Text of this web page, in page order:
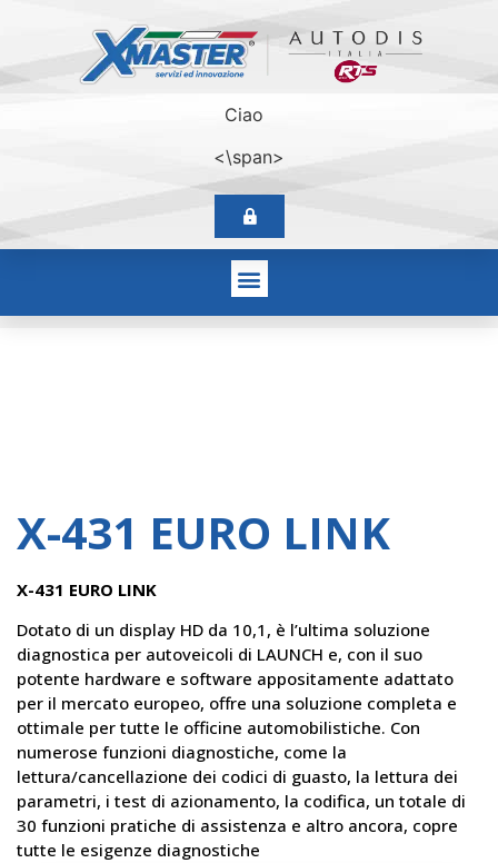
Ciao
<\span>
X-431 EURO LINK
X-431 EURO LINK
Dotato di un display HD da 10,1, è l’ultima soluzione
diagnostica per autoveicoli di LAUNCH e, con il suo
potente hardware e software appositamente adattato
per il mercato europeo, offre una soluzione completa e
ottimale per tutte le officine automobilistiche. Con
numerose funzioni diagnostiche, come la
lettura/cancellazione dei codici di guasto, la lettura dei
parametri, i test di azionamento, la codifica, un totale di
30 funzioni pratiche di assistenza e altro ancora, copre
tutte le esigenze diagnostiche